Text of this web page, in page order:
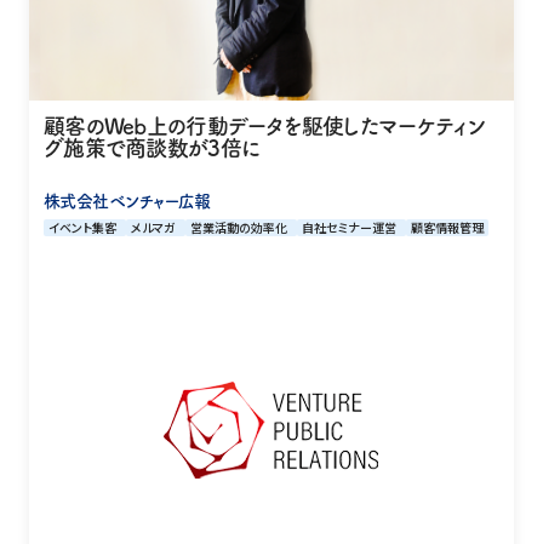
顧客のWeb上の行動データを駆使したマーケティン
グ施策で商談数が3倍に
株式会社ベンチャー広報
イベント集客 メルマガ 営業活動の効率化 自社セミナー運営 顧客情報管理